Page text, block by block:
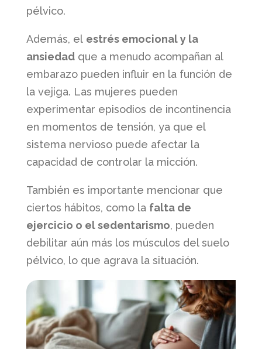
pélvico.
Además, el estrés emocional y la
ansiedadque a menudo acompañan al
embarazo pueden influir en la función de
la vejiga. Las mujeres pueden
experimentar episodios de incontinencia
en momentos de tensión, ya que el
sistema nervioso puede afectar la
capacidad de controlar la micción.
También es importante mencionar que
ciertos hábitos, como la falta de
ejercicio o el sedentarismo, pueden
debilitar aún más los músculos del suelo
pélvico, lo que agrava la situación.